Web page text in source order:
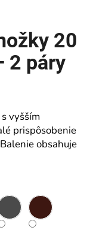
20
2 páry
vyšším
prispôsobenie
obsahuje